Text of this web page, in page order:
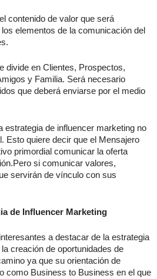
contenido de valor que será
elementos de la comunicación del
divide en Clientes, Prospectos,
y Familia. Será necesario
que deberá enviarse por el medio
estrategia de influencer marketing no
Esto quiere decir que el Mensajero
primordial comunicar la oferta
si comunicar valores,
servirán de vínculo con sus
de Influencer Marketing
a destacar de la estrategia
creación de oportunidades de
ya que su orientación de
como Business to Business en el que